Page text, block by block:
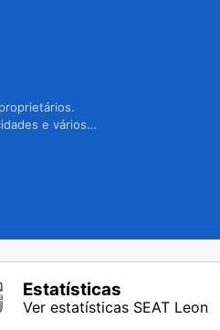
e vários
Estatísticas
Ver estatísticas SEAT Leon